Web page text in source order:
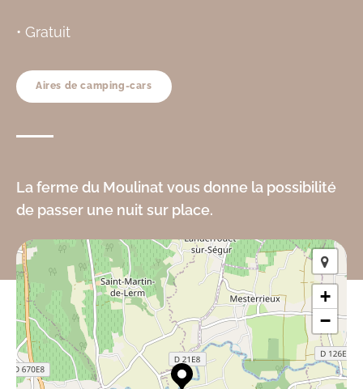
• Gratuit
Aires de camping-cars
La ferme du Moulinat vous donne la possibilité
de passer une nuit sur place.
+
−